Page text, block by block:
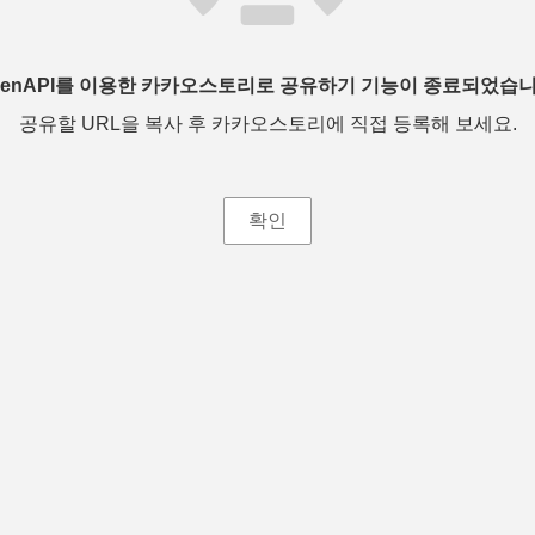
를 이용한 카카오스토리로 공유하기 기능이 종료되었습
공유할 URL을 복사 후 카카오스토리에 직접 등록해 보세요.
확인